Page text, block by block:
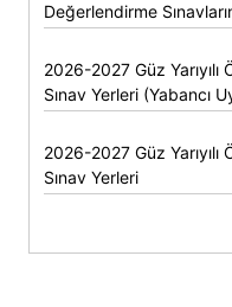
Değerlendirme
2026-2027 Güz Yarıyılı
Sınav Yerleri (Yabancı
2026-2027 Güz Yarıyılı
Sınav Yerleri